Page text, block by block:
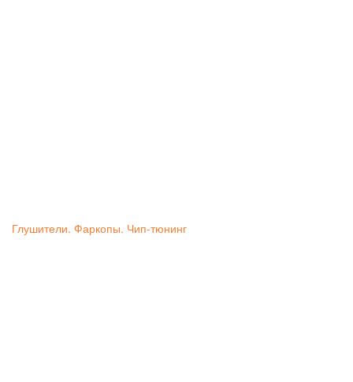
Глушители. Фаркопы. Чип-тюнинг